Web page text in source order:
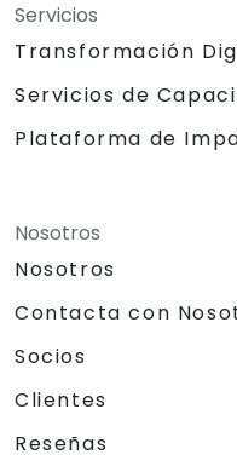
Servicios
Transformación
Servicios de
Plataforma de
Nosotros
Nosotros
Contacta con
Socios
Clientes
Reseñas